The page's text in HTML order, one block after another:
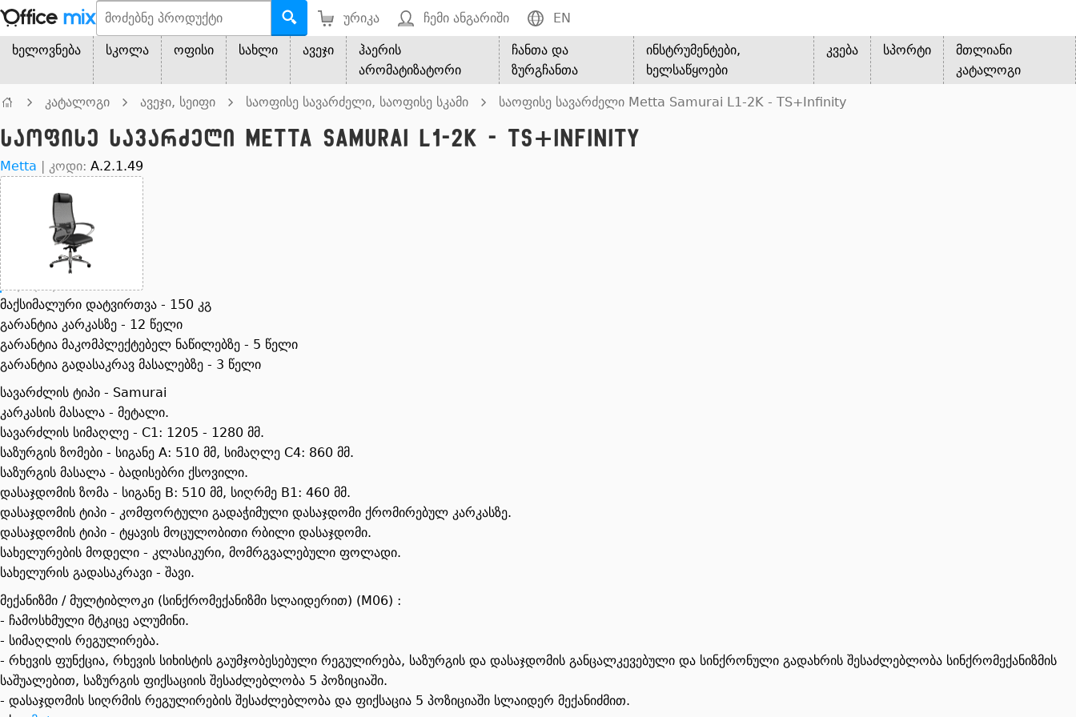
ურიკა ჩემი ანგარიში EN
ხელოვნება სკოლა ოფისი სახლი ავეჯი
ჰაერის
არომატიზატორი
ჩანთა და
ზურგჩანთა
ინსტრუმენტები,
ხელსაწყოები
კვება სპორტი
მთლიანი
კატალოგი
კატალოგი ავეჯი, სეიფი საოფისე სავარძელი, საოფისე სკამი საოფისე სავარძელი Metta Samurai L1-2K - TS+Infinity
საოფისე სავარძელი Metta Samurai L1-2K - TS+Infinity
Metta | კოდი: A.2.1.49
მაქსიმალური დატვირთვა - 150 კგ
გარანტია კარკასზე - 12 წელი
გარანტია მაკომპლექტებელ ნაწილებზე - 5 წელი
გარანტია გადასაკრავ მასალებზე - 3 წელი
სავარძლის ტიპი - Samurai
კარკასის მასალა - მეტალი.
სავარძლის სიმაღლე - C1: 1205 - 1280 მმ.
საზურგის ზომები - სიგანე A: 510 მმ, სიმაღლე C4: 860 მმ.
საზურგის მასალა - ბადისებრი ქსოვილი.
დასაჯდომის ზომა - სიგანე B: 510 მმ, სიღრმე B1: 460 მმ.
დასაჯდომის ტიპი - კომფორტული გადაჭიმული დასაჯდომი ქრომირებულ კარკასზე.
დასაჯდომის ტიპი - ტყავის მოცულობითი რბილი დასაჯდომი.
სახელურების მოდელი - კლასიკური, მომრგვალებული ფოლადი.
სახელურის გადასაკრავი - შავი.
მექანიზმი / მულტიბლოკი (სინქრომექანიზმი სლაიდერით) (M06) :
- ჩამოსხმული მტკიცე ალუმინი.
- სიმაღლის რეგულირება.
- რხევის ფუნქცია, რხევის სიხისტის გაუმჯობესებული რეგულირება, საზურგის და დასაჯდომის განცალკევებული და სინქრონული გადახრის შესაძლებლობა სინქრომექანიზმის
საშუალებით, საზურგის ფიქსაციის შესაძლებლობა 5 პოზიციაში.
- დასაჯდომის სიღრმის რეგულირების შესაძლებლობა და ფიქსაცია 5 პოზიციაში სლაიდერ მექანიძმით.